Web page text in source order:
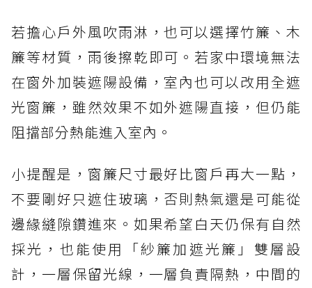
若擔心戶外風吹雨淋，也可以選擇竹簾、木
簾等材質，雨後擦乾即可。若家中環境無法
在窗外加裝遮陽設備，室內也可以改用全遮
光窗簾，雖然效果不如外遮陽直接，但仍能
阻擋部分熱能進入室內。
小提醒是，窗簾尺寸最好比窗戶再大一點，
不要剛好只遮住玻璃，否則熱氣還是可能從
邊緣縫隙鑽進來。如果希望白天仍保有自然
採光，也能使用「紗簾加遮光簾」雙層設
計，一層保留光線，一層負責隔熱，中間的